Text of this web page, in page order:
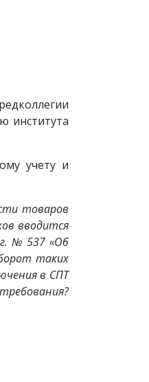
института
учету и
товаров
вводится
г. № 537 «Об
таких
в СПТ